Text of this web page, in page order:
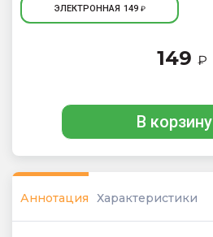
ЭЛЕКТРОННАЯ 149 ₽
149 ₽
В корзину
Аннотация Характеристики